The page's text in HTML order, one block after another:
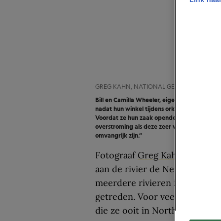
GREG KAHN, NATIONAL GEOGRAPHIC
Bill en Camilla Wheeler, eigenaars van
nadat hun winkel tijdens orkaan Florence
Voordat ze hun zaak openden, deden Bill
overstroming als deze zeer waarschijnlijk
omvangrijk zijn.”
Fotograaf Greg Kahn
aan de rivier de Neuse
meerdere rivieren in North
getreden. Voor veel
die ze ooit in North Carolina